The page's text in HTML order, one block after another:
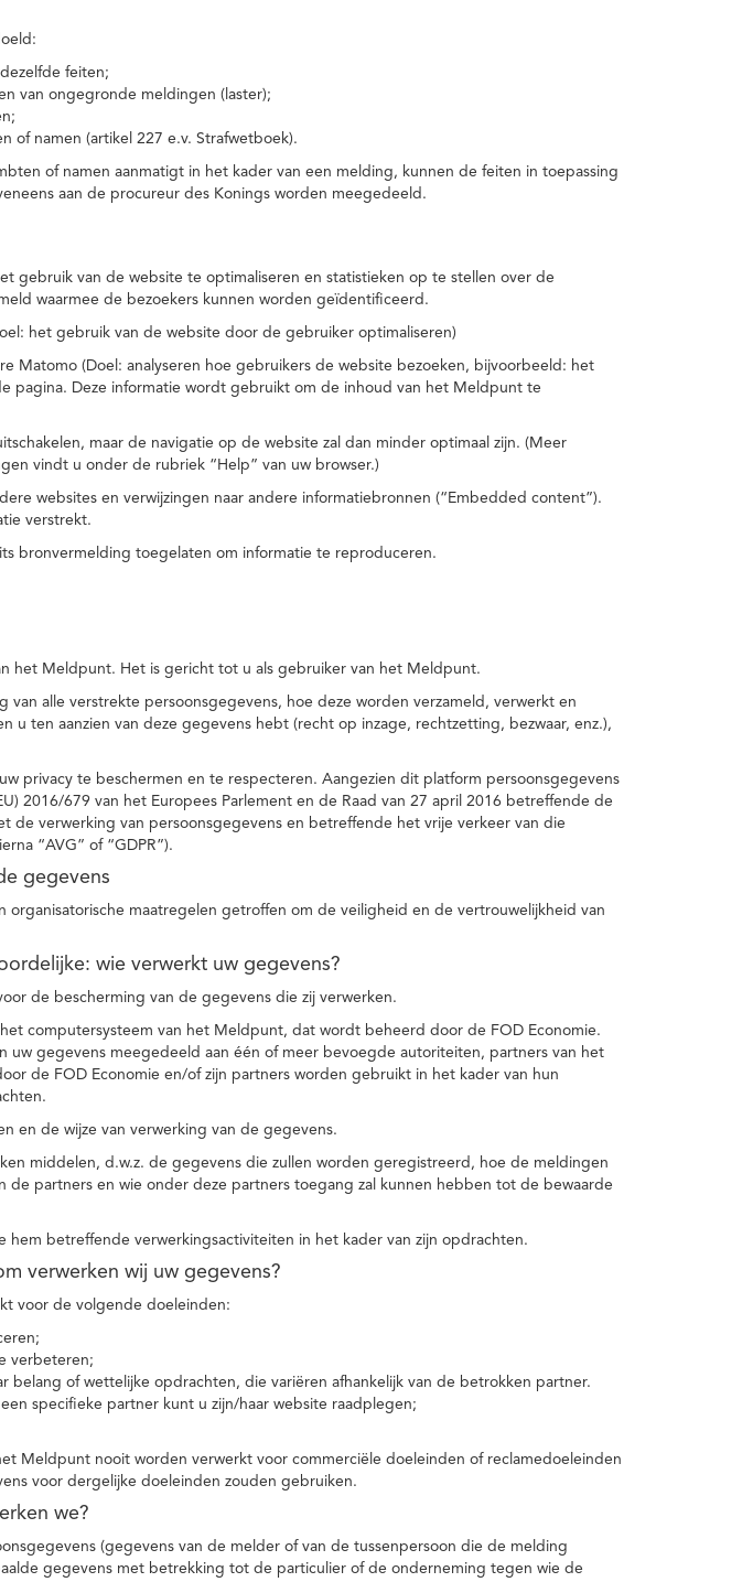
feiten;
van ongegronde meldingen (laster);
of namen (artikel 227 e.v. Strafwetboek).
of namen aanmatigt in het kader van een melding, kunnen de feiten in toepassing
aan de procureur des Konings worden meegedeeld.
gebruik van de website te optimaliseren en statistieken op te stellen over de
waarmee de bezoekers kunnen worden geïdentificeerd.
het gebruik van de website door de gebruiker optimaliseren)
Matomo (Doel: analyseren hoe gebruikers de website bezoeken, bijvoorbeeld: het
pagina. Deze informatie wordt gebruikt om de inhoud van het Meldpunt te
maar de navigatie op de website zal dan minder optimaal zijn. (Meer
vindt u onder de rubriek “Help” van uw browser.)
websites en verwijzingen naar andere informatiebronnen (“Embedded content”).
verstrekt.
bronvermelding toegelaten om informatie te reproduceren.
het Meldpunt. Het is gericht tot u als gebruiker van het Meldpunt.
alle verstrekte persoonsgegevens, hoe deze worden verzameld, verwerkt en
u ten aanzien van deze gegevens hebt (recht op inzage, rechtzetting, bezwaar, enz.),
privacy te beschermen en te respecteren. Aangezien dit platform persoonsgegevens
2016/679 van het Europees Parlement en de Raad van 27 april 2016 betreffende de
de verwerking van persoonsgegevens en betreffende het vrije verkeer van die
“AVG” of “GDPR”).
gegevens
maatregelen getroffen om de veiligheid en de vertrouwelijkheid van
wie verwerkt uw gegevens?
de bescherming van de gegevens die zij verwerken.
computersysteem van het Meldpunt, dat wordt beheerd door de FOD Economie.
uw gegevens meegedeeld aan één of meer bevoegde autoriteiten, partners van het
de FOD Economie en/of zijn partners worden gebruikt in het kader van hun
en de wijze van verwerking van de gegevens.
middelen, d.w.z. de gegevens die zullen worden geregistreerd, hoe de meldingen
de partners en wie onder deze partners toegang zal kunnen hebben tot de bewaarde
hem betreffende verwerkingsactiviteiten in het kader van zijn opdrachten.
verwerken wij uw gegevens?
voor de volgende doeleinden:
verbeteren;
belang of wettelijke opdrachten, die variëren afhankelijk van de betrokken partner.
specifieke partner kunt u zijn/haar website raadplegen;
Meldpunt nooit worden verwerkt voor commerciële doeleinden of reclamedoeleinden
voor dergelijke doeleinden zouden gebruiken.
we?
(gegevens van de melder of van de tussenpersoon die de melding
gegevens met betrekking tot de particulier of de onderneming tegen wie de